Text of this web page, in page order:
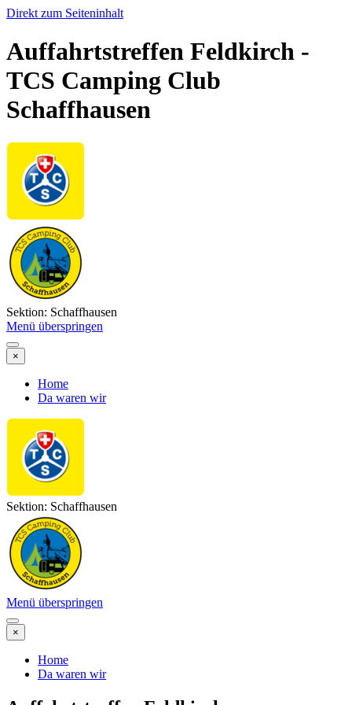
Direkt zum Seiteninhalt
Auffahrtstreffen Feldkirch -
TCS Camping Club
Schaffhausen
Sektion: Schaffhausen
Menü überspringen
×
Home
Da waren wir
Sektion: Schaffhausen
Menü überspringen
×
Home
Da waren wir